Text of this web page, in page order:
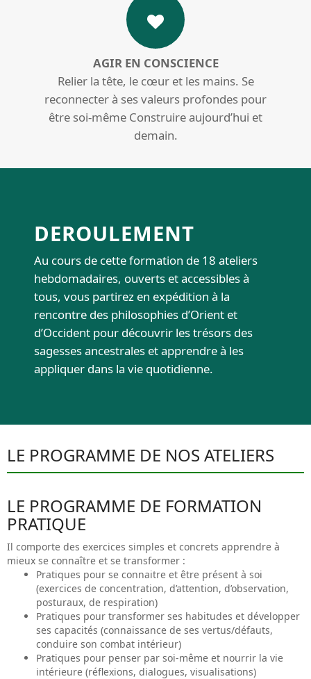
AGIR EN CONSCIENCE
Relier la tête, le cœur et les mains. Se
reconnecter à ses valeurs profondes pour
être soi-même Construire aujourd’hui et
demain.
DEROULEMENT
Au cours de cette formation de 18 ateliers
hebdomadaires, ouverts et accessibles à
tous, vous partirez en expédition à la
rencontre des philosophies d’Orient et
d’Occident pour découvrir les trésors des
sagesses ancestrales et apprendre à les
appliquer dans la vie quotidienne.
LE PROGRAMME DE NOS ATELIERS
LE PROGRAMME DE FORMATION
PRATIQUE
Il comporte des exercices simples et concrets apprendre à
mieux se connaître et se transformer :
Pratiques pour se connaitre et être présent à soi
(exercices de concentration, d’attention, d’observation,
posturaux, de respiration)
Pratiques pour transformer ses habitudes et développer
ses capacités (connaissance de ses vertus/défauts,
conduire son combat intérieur)
Pratiques pour penser par soi-même et nourrir la vie
intérieure (réflexions, dialogues, visualisations)